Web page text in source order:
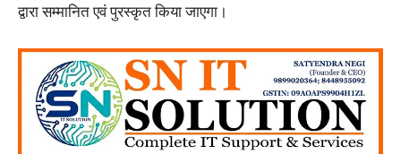
द्वारा सम्मानित एवं पुरस्कृत किया जाएगा।